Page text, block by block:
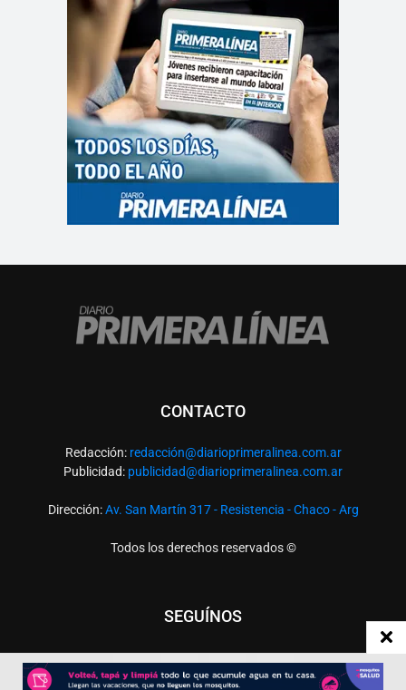
CONTACTO
Redacción: redacción@diarioprimeralinea.com.ar
Publicidad: publicidad@diarioprimeralinea.com.ar
Dirección:Av. San Martín 317 - Resistencia - Chaco - Arg
Todos los derechos reservados ©
SEGUÍNOS